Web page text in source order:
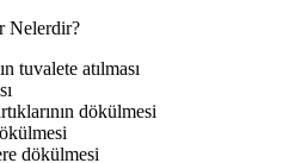
Nelerdir?
tuvalete atılması
dökülmesi
dökülmesi